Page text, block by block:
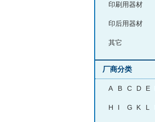
印刷用器材
印后用器材
其它
厂商分类
A B C D E
H I G K L